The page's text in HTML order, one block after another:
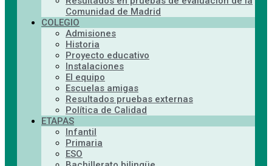
Comunidad de Madrid
COLEGIO
Admisiones
Historia
Proyecto educativo
Instalaciones
El equipo
Escuelas amigas
Resultados pruebas externas
Política de Calidad
ETAPAS
Infantil
Primaria
ESO